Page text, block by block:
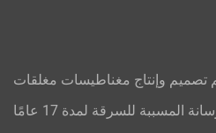
تصميم وإنتاج مغناطيسات مغلقات
المسببة للسرقة لمدة 17 عامًا